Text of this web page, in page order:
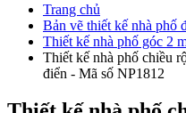
Trang chủ
Bản vẽ thiết kế nhà phố
Thiết kế nhà phố góc 2
Thiết kế nhà phố chiều
điển - Mã số NP1812